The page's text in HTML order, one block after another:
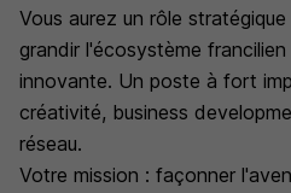
Vous aurez un rôle
grandir l'écosystème
innovante. Un poste à fort
créativité, business
réseau.
Votre mission : façonner